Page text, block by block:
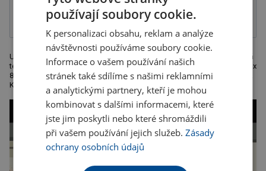
transferový tisk
přímo tisk
Univerzální velký organizér do auta ze stabilního materiálu. Doporučená
technologie potisku: sítotisk G, K, DTR. Maximální velikost potisku: 200 x
80 mm. Rozměry: 70 x 36 x 28 cm. Poznámka: dodáváme bez dekorace.
Kartonové množství v ks: 20.
používají soubory cookie.
K personalizaci obsahu, reklam a analýze
návštěvnosti používáme soubory cookie.
Informace o vašem používání našich
stránek také sdílíme s našimi reklamními
a analytickými partnery, kteří je mohou
kombinovat s dalšími informacemi, které
jste jim poskytli nebo které shromáždili
při vašem používání jejich služeb.Zásady
ochrany osobních údajů